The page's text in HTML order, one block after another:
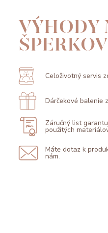
VÝHODY
Celoživotný servis
Dárčekové balenie
Záručný list
použitých
Máte dotaz k
nám.